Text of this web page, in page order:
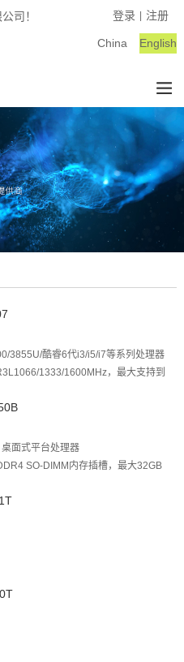
司！ 登录 注册
English
China
3855U/酷睿6代i3/i5/i7等系列处理器
1333/1600MHz，最大支持到
网口(可选2网口)
支持WIFI/3G/4G功能，具有板载SIM
口，其中2个支持USB3.0功能(可选8个
面式平台处理器
SO-DIMM内存插槽，最大32GB
、4 个USB2.0